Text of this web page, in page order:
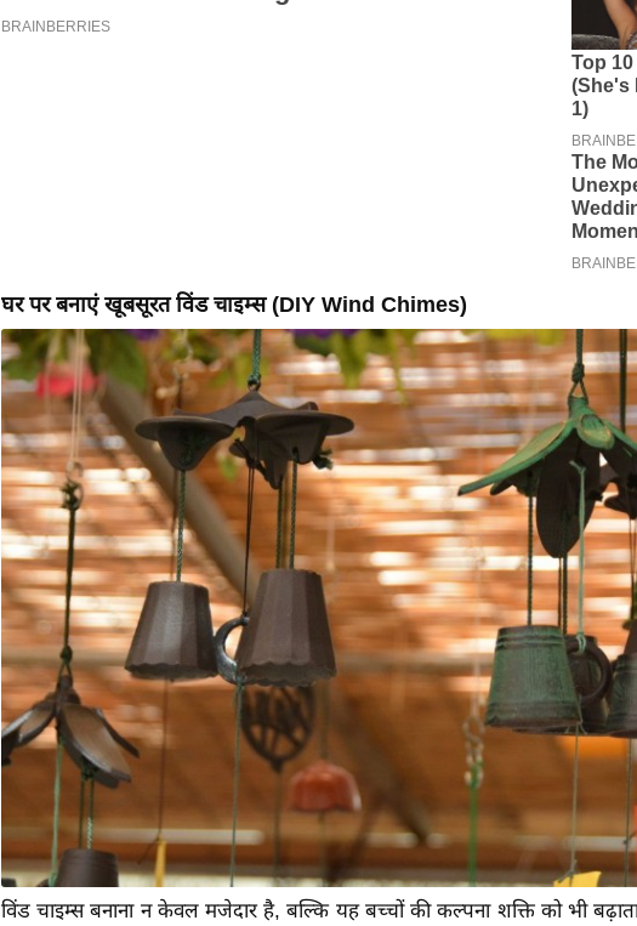
घर पर बनाएं खूबसूरत विंड चाइम्स (DIY Wind Chimes)
विंड चाइम्स बनाना न केवल मजेदार है, बल्कि यह बच्चों की कल्पना शक्ति को भी